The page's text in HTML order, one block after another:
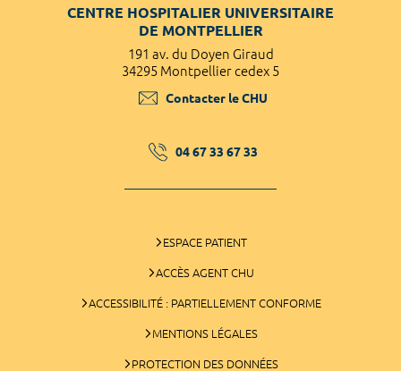
CENTRE HOSPITALIER UNIVERSITAIRE
DE MONTPELLIER
191 av. du Doyen Giraud
34295 Montpellier cedex 5
Contacter le CHU
04 67 33 67 33
ESPACE PATIENT
ACCÈS AGENT CHU
ACCESSIBILITÉ : PARTIELLEMENT CONFORME
MENTIONS LÉGALES
PROTECTION DES DONNÉES